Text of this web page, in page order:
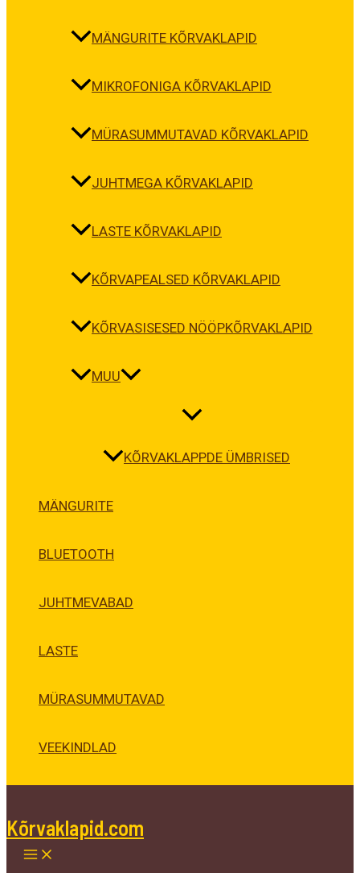
MÄNGURITE KÕRVAKLAPID
MIKROFONIGA KÕRVAKLAPID
MÜRASUMMUTAVAD KÕRVAKLAPID
JUHTMEGA KÕRVAKLAPID
LASTE KÕRVAKLAPID
KÕRVAPEALSED KÕRVAKLAPID
KÕRVASISESED NÖÖPKÕRVAKLAPID
MUU
KÕRVAKLAPPDE ÜMBRISED
MÄNGURITE
BLUETOOTH
JUHTMEVABAD
LASTE
MÜRASUMMUTAVAD
VEEKINDLAD
Kõrvaklapid.com